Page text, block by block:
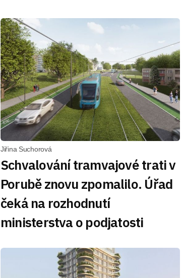
Jiřina Suchorová
Schvalování tramvajové trati v
Porubě znovu zpomalilo. Úřad
čeká na rozhodnutí
ministerstva o podjatosti